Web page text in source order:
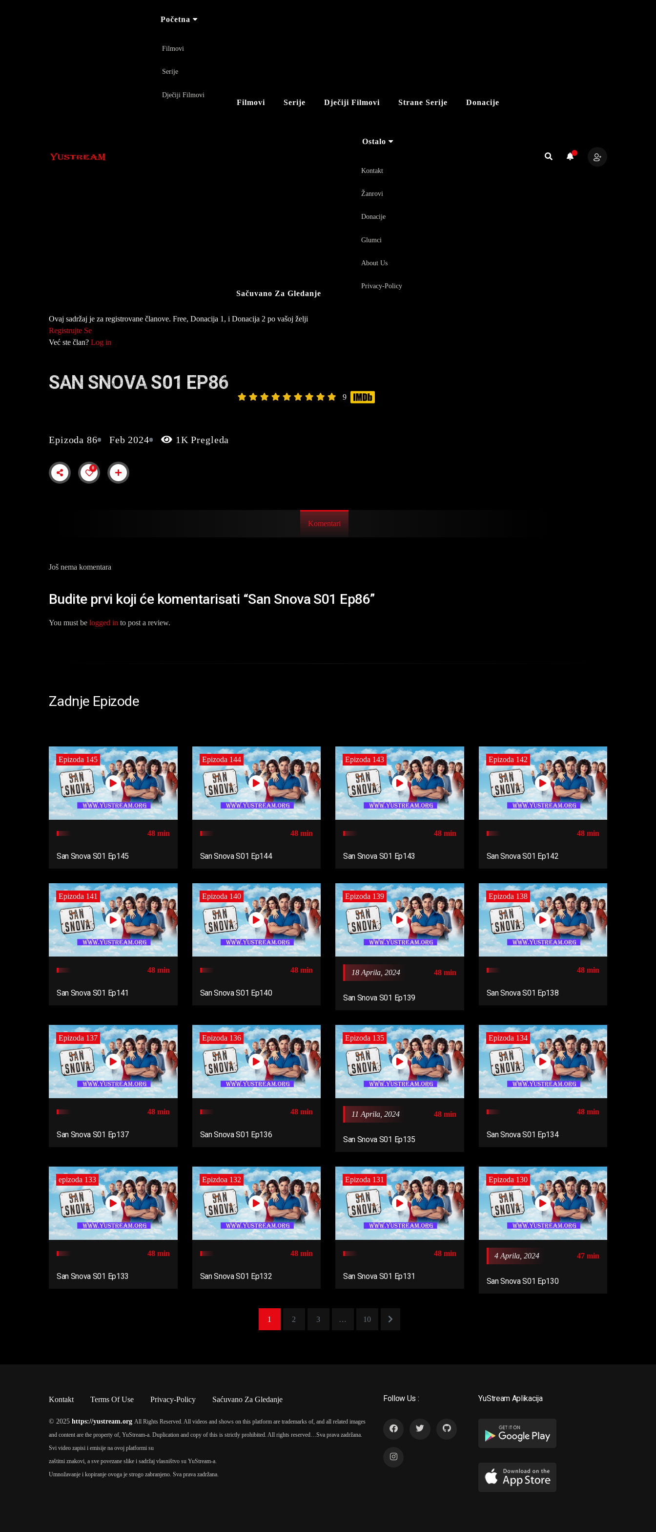
Početna
Filmovi
Serije
Dječiji Filmovi
Filmovi Serije Dječiji Filmovi Strane Serije Donacije
Sačuvano Za Gledanje
Ostalo
Kontakt
Žanrovi
Donacije
Glumci
About Us
Privacy-Policy
Ovaj sadržaj je za registrovane članove. Free, Donacija 1, i Donacija 2 po vašoj želji
Registrujte Se
Već ste član? Log in
SAN SNOVA S01 EP86
9
Epizoda 86 Feb 2024 1K Pregleda
0
Komentari
Još nema komentara
Budite prvi koji će komentarisati “San Snova S01 Ep86”
You must be logged in to post a review.
Zadnje Epizode
Epizoda 145
48 min
San Snova S01 Ep145
Epizoda 144
48 min
San Snova S01 Ep144
Epizoda 143
48 min
San Snova S01 Ep143
Epizoda 142
48 min
San Snova S01 Ep142
Epizoda 141
48 min
San Snova S01 Ep141
Epizoda 140
48 min
San Snova S01 Ep140
Epizoda 139
18 Aprila, 2024 48 min
San Snova S01 Ep139
Epizoda 138
48 min
San Snova S01 Ep138
Epizoda 137
48 min
San Snova S01 Ep137
Epizoda 136
48 min
San Snova S01 Ep136
Epizoda 135
11 Aprila, 2024 48 min
San Snova S01 Ep135
Epizoda 134
48 min
San Snova S01 Ep134
epizoda 133
48 min
San Snova S01 Ep133
Epizdoa 132
48 min
San Snova S01 Ep132
Epizoda 131
48 min
San Snova S01 Ep131
Epizoda 130
4 Aprila, 2024 47 min
San Snova S01 Ep130
1 2 3 … 10
Kontakt Terms Of Use Privacy-Policy Saćuvano Za Gledanje
© 2025 https://yustream.org All Rights Reserved. All videos and shows on this platform are trademarks of, and all related images
and content are the property of, YuStream-a. Duplication and copy of this is strictly prohibited. All rights reserved… Sva prava zadržana.
Svi video zapisi i emisije na ovoj platformi su
zaštitni znakovi, a sve povezane slike i sadržaj vlasništvo su YuStream-a.
Umnožavanje i kopiranje ovoga je strogo zabranjeno. Sva prava zadržana.
Follow Us : YuStream Aplikacija